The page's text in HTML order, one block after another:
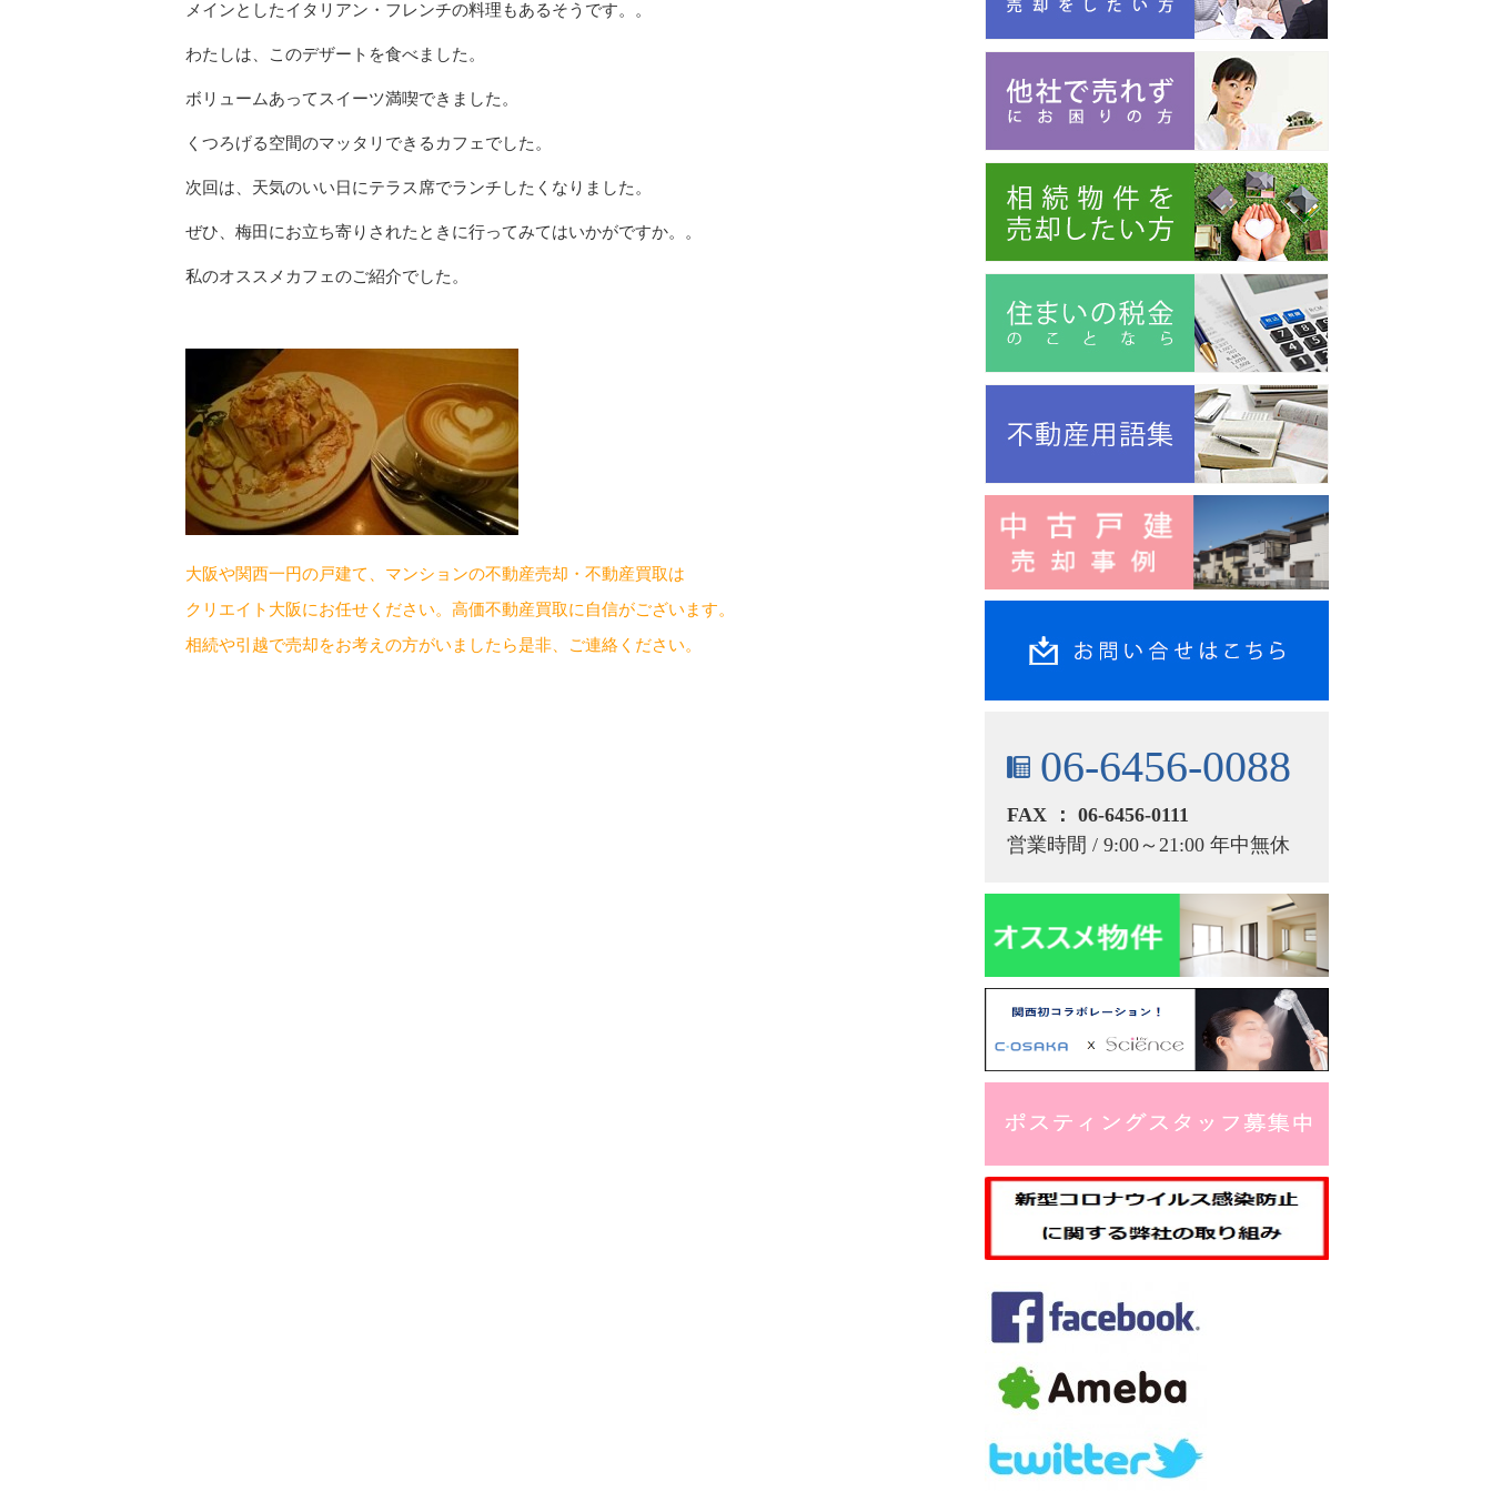
メインとしたイタリアン・フレンチの料理もあるそうです。。
わたしは、このデザートを食べました。
ボリュームあってスイーツ満喫できました。
くつろげる空間のマッタリできるカフェでした。
次回は、天気のいい日にテラス席でランチしたくなりました。
ぜひ、梅田にお立ち寄りされたときに行ってみてはいかがですか。。
私のオススメカフェのご紹介でした。
大阪や関西一円の戸建て、マンションの不動産売却・不動産買取は
クリエイト大阪にお任せください。高価不動産買取に自信がございます。
相続や引越で売却をお考えの方がいましたら是非、ご連絡ください。
06-6456-0088
FAX ： 06-6456-0111
営業時間 / 9:00～21:00 年中無休